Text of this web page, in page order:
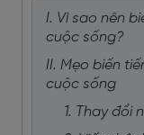
I. Vì sao nên
cuộc sống?
II. Mẹo biến
cuộc sống
1. Thay đổi